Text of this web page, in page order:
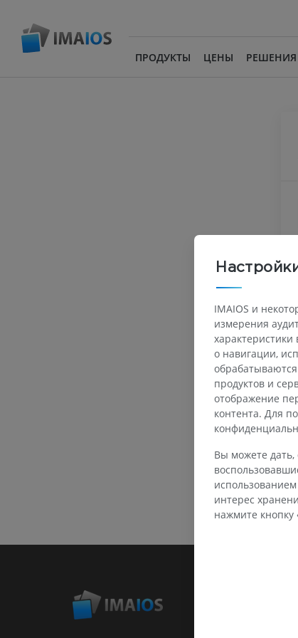
ПРОДУКТЫ ЦЕНЫ РЕШЕНИЯ
IMAIOS и
измерения
о навигации,
продуктов и
отображение
контента. Для
Вы можете дать,
интерес
нажмите кнопку